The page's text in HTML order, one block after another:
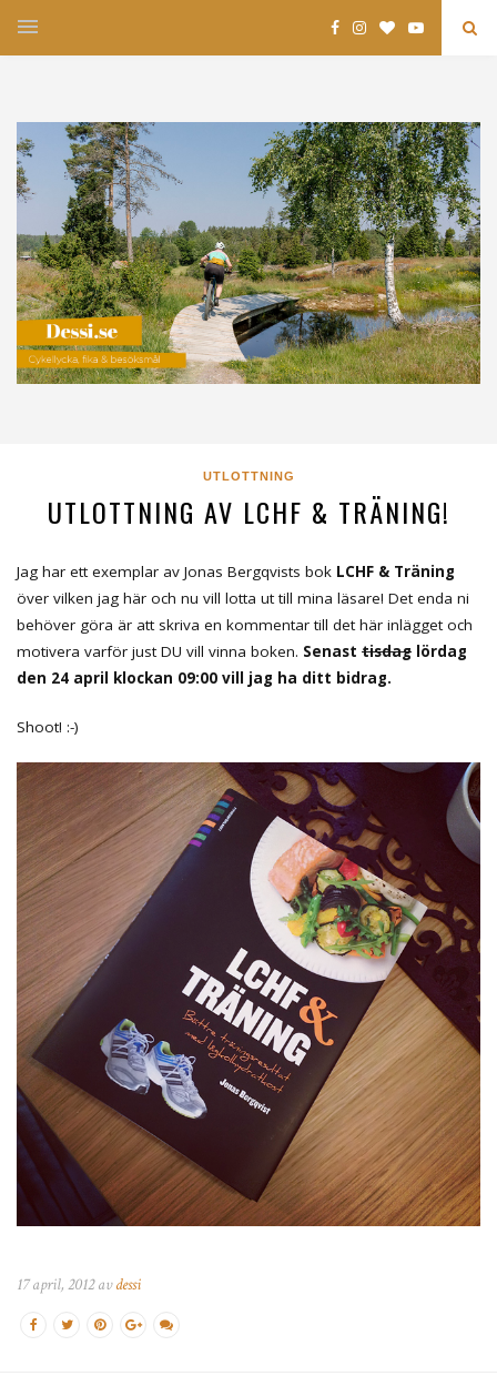
UTLOTTNING
UTLOTTNING AV LCHF & TRÄNING!
Jag har ett exemplar av Jonas Bergqvists bok LCHF & Träning
över vilken jag här och nu vill lotta ut till mina läsare! Det enda ni
behöver göra är att skriva en kommentar till det här inlägget och
motivera varför just DU vill vinna boken. Senast tisdag lördag
den 24 april klockan 09:00 vill jag ha ditt bidrag.
Shoot! :-)
17 april, 2012 avdessi